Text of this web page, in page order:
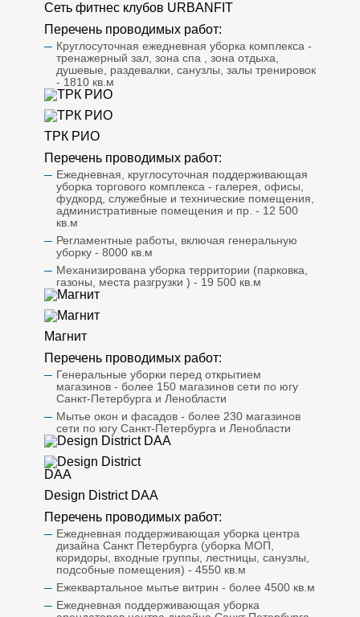
Сеть фитнес клубов URBANFIT
Перечень проводимых работ:
Круглосуточная ежедневная уборка комплекса -
тренажерный зал, зона спа , зона отдыха,
душевые, раздевалки, санузлы, залы тренировок
- 1810 кв.м
ТРК РИО
Перечень проводимых работ:
Ежедневная, круглосуточная поддерживающая
уборка торгового комплекса - галерея, офисы,
фудкорд, служебные и технические помещения,
административные помещения и пр. - 12 500
кв.м
Регламентные работы, включая генеральную
уборку - 8000 кв.м
Механизирована уборка территории (парковка,
газоны, места разгрузки ) - 19 500 кв.м
Магнит
Перечень проводимых работ:
Генеральные уборки перед открытием
магазинов - более 150 магазинов сети по югу
Санкт-Петербурга и Ленобласти
Мытье окон и фасадов - более 230 магазинов
сети по югу Санкт-Петербурга и Ленобласти
Design District DAA
Перечень проводимых работ:
Ежедневная поддерживающая уборка центра
дизайна Санкт Петербурга (уборка МОП,
коридоры, входные группы, лестницы, санузлы,
подсобные помещения) - 4550 кв.м
Ежеквартальное мытье витрин - более 4500 кв.м
Ежедневная поддерживающая уборка